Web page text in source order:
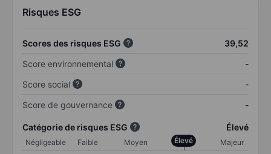
Risques ESG
Scores des risques ESG
39,52
Score environnemental
-
Score social
-
Score de gouvernance
-
Catégorie de risques ESG Élevé
Négligeable Faible Moyen Élevé
Majeur